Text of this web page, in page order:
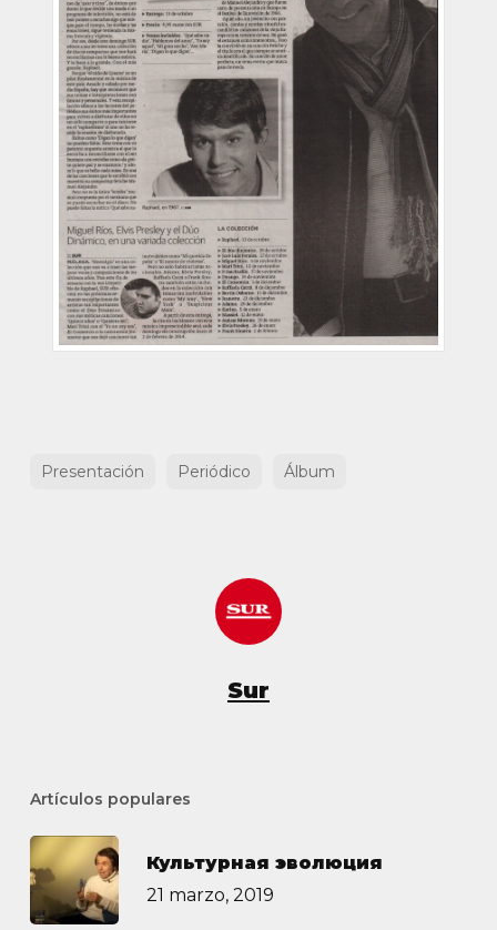
Presentación Periódico Álbum
Sur
Artículos populares
Культурная эволюция
21 marzo, 2019